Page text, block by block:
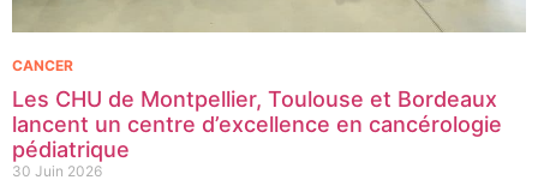
Les CHU de Montpellier, Toulouse et Bordeaux
lancent un centre d’excellence en cancérologie
pédiatrique
30 Juin 2026
CANCER